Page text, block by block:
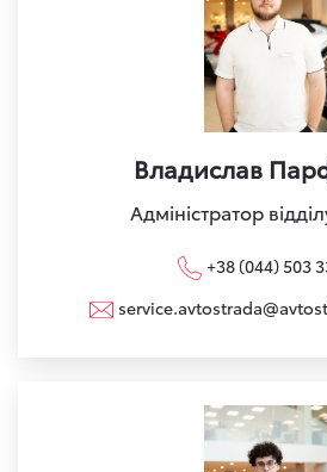
Владислав
Адміністратор
+38 (044) 503